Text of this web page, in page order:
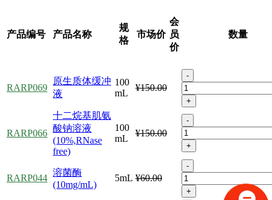
产品编号 产品名称
规
格
市场价
会
员
价
数量
RARP069
原生质体缓冲
液
100
mL
¥150.00
-
+
RARP066
十二烷基肌氨
酸钠溶液
(10%,RNase
free)
100
mL
¥150.00
-
+
RARP044
溶菌酶
(10mg/mL)
5mL ¥60.00
-
+